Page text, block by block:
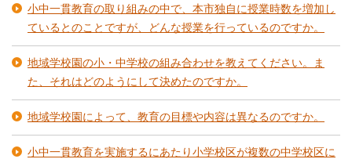
小中一貫教育の取り組みの中で、本市独自に授業時数を増加し
ているとのことですが、どんな授業を行っているのですか。
地域学校園の小・中学校の組み合わせを教えてください。ま
た、それはどのようにして決めたのですか。
地域学校園によって、教育の目標や内容は異なるのですか。
小中一貫教育を実施するにあたり小学校区が複数の中学校区に